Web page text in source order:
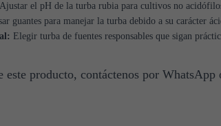
Ajustar el pH de la turba rubia para cultivos no
guantes para manejar la turba debido a su carácter
Elegir turba de fuentes responsables que sigan
este producto, contáctenos por WhatsApp